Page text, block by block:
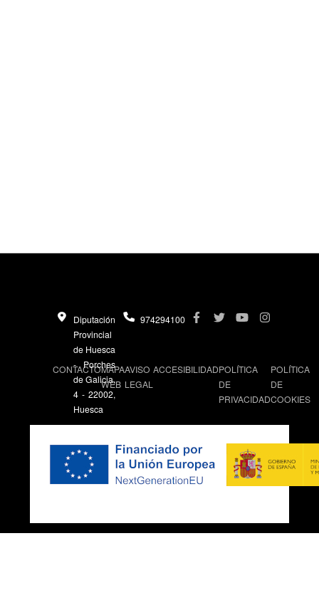
Diputación
Provincial
de Huesca
- Porches
de Galicia,
4 - 22002,
Huesca
974294100
CONTACTOMAPA
WEB
AVISO
LEGAL
ACCESIBILIDADPOLÍTICA
DE
PRIVACIDAD
POLÍTICA
DE
COOKIES